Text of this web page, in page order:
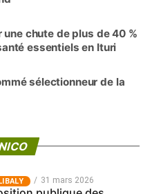
une chute de plus de 40 %
essentiels en Ituri
sélectionneur de la
31 mars 2026